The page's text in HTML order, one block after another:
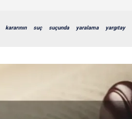
kararının suç suçunda yaralama yargıtay